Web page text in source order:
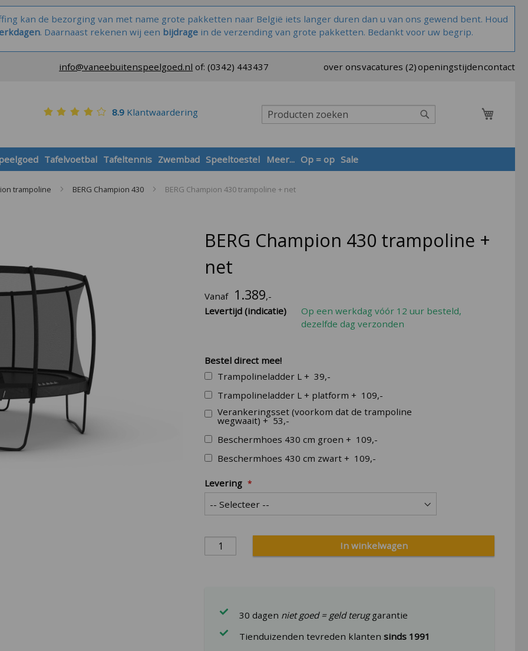
kan de bezorging van met name grote pakketten naar België iets langer duren dan u van ons gewend bent. Houd
. Daarnaast rekenen wij een bijdragein de verzending van grote pakketten. Bedankt voor uw begrip.
info@vaneebuitenspeelgoed.nl of:(0342) 443437 over onsvacatures (2)openingstijdencontact
8.9Klantwaardering
Zoek
Tafelvoetbal Tafeltennis Zwembad Speeltoestel Meer... Op = op Sale
trampoline BERG Champion 430 BERG Champion 430 trampoline + net
BERG Champion 430 trampoline +
net
Vanaf 1.389,-
Levertijd (indicatie)
Op een werkdag vóór 12 uur besteld,
dezelfde dag verzonden
Bestel direct mee!
Trampolineladder L+ 39,-
Trampolineladder L + platform+ 109,-
Verankeringsset (voorkom dat de trampoline
wegwaait)+ 53,-
Beschermhoes 430 cm groen+ 109,-
Beschermhoes 430 cm zwart+ 109,-
Levering
In winkelwagen
30 dagen niet goed = geld teruggarantie
Tienduizenden tevreden klantensinds 1991